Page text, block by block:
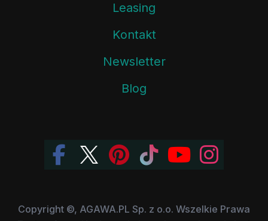
Leasing
Kontakt
Newsletter
Blog
Copyright ©, AGAWA.PL Sp. z o.o. Wszelkie Prawa